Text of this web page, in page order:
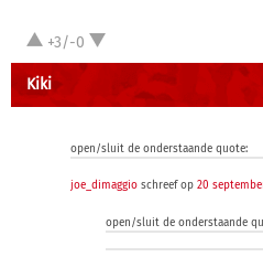
+3/-0
Kiki
open/sluit de onderstaande quote:
joe_dimaggio schreef op 20
open/sluit de onderstaande